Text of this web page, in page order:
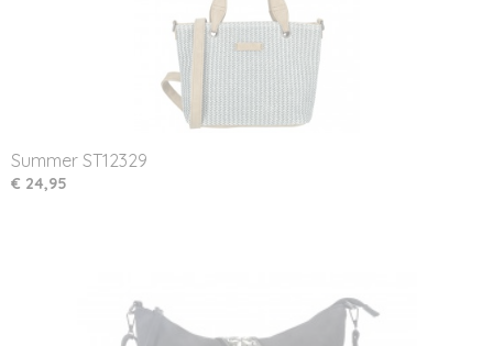
Summer ST12329
€ 24,95